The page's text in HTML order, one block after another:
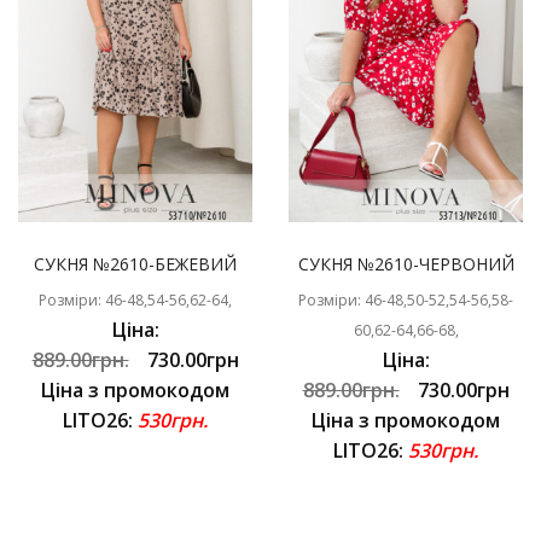
СУКНЯ №2610-БЕЖЕВИЙ
Розміри: 46-48,54-56,62-64,
Ціна:
889.00грн.
730.00грн
Ціна з промокодом
LITO26: 530грн.
СУКНЯ №2610-ЧЕРВОНИЙ
Розміри: 46-48,50-52,54-56,58-
60,62-64,66-68,
Ціна:
889.00грн.
730.00грн
Ціна з промокодом
LITO26: 530грн.